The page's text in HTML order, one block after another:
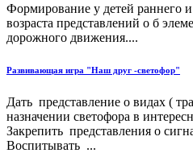
Формирование у детей раннего
возраста представлений о б
дорожного движения....
Развивающая игра "Наш друг -светофор"
Дать представление о видах (
назначении светофора в
Закрепить представления о
Воспитывать ...